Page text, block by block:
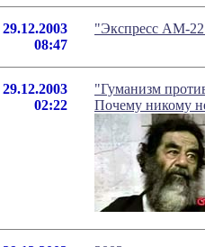
29.12.2003
08:47
"Экспресс АМ-
29.12.2003
02:22
"Гуманизм
Почему никому